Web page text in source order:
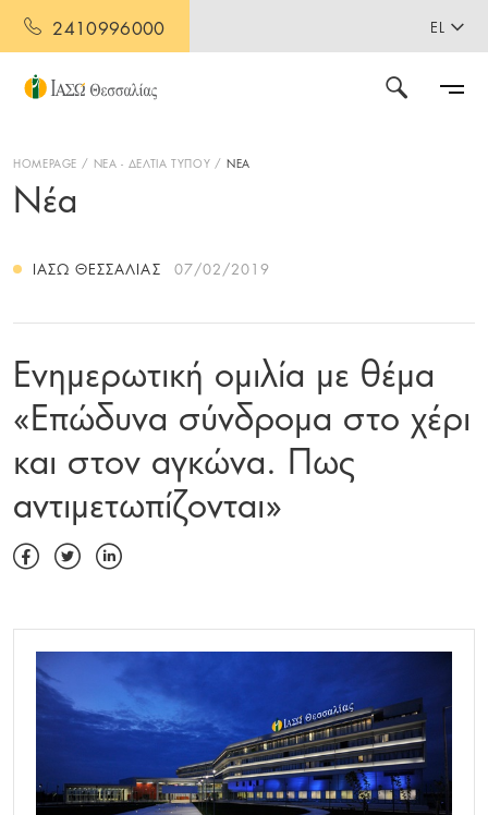
2410996000 EL
HOMEPAGE ΝΕΑ - ΔΕΛΤΙΑ ΤΥΠΟΥ ΝΕΑ
Νέα
ΙΑΣΩ ΘΕΣΣΑΛΊΑΣ 07/02/2019
Ενημερωτική ομιλία με θέμα
«Επώδυνα σύνδρομα στο χέρι
και στον αγκώνα. Πως
αντιμετωπίζονται»